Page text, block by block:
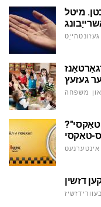
מיטל
געזונטהייַט
געזעץ
און משפּחה
טאַקסי"?
אינטערנעט
דזשין